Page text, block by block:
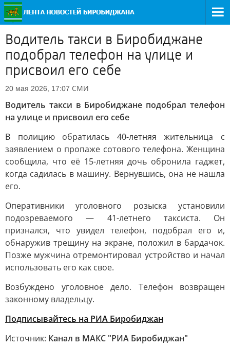
Водитель такси в Биробиджане
подобрал телефон на улице и
присвоил его себе
20 мая 2026, 17:07 СМИ
Водитель такси в Биробиджане подобрал телефон
на улице и присвоил его себе
В полицию обратилась 40-летняя жительница с
заявлением о пропаже сотового телефона. Женщина
сообщила, что её 15-летняя дочь обронила гаджет,
когда садилась в машину. Вернувшись, она не нашла
его.
Оперативники уголовного розыска установили
подозреваемого — 41-летнего таксиста. Он
признался, что увидел телефон, подобрал его и,
обнаружив трещину на экране, положил в бардачок.
Позже мужчина отремонтировал устройство и начал
использовать его как свое.
Возбуждено уголовное дело. Телефон возвращен
законному владельцу.
Подписывайтесь на РИА Биробиджан
Источник: Канал в МАКС "РИА Биробиджан"